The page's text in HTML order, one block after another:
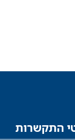
התקשרות